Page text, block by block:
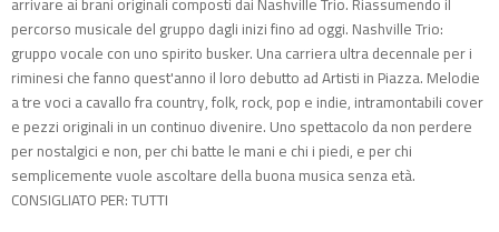
arrivare ai brani originali composti dai Nashville Trio. Riassumendo il
percorso musicale del gruppo dagli inizi fino ad oggi. Nashville Trio:
gruppo vocale con uno spirito busker. Una carriera ultra decennale per i
riminesi che fanno quest'anno il loro debutto ad Artisti in Piazza. Melodie
a tre voci a cavallo fra country, folk, rock, pop e indie, intramontabili cover
e pezzi originali in un continuo divenire. Uno spettacolo da non perdere
per nostalgici e non, per chi batte le mani e chi i piedi, e per chi
semplicemente vuole ascoltare della buona musica senza età.
CONSIGLIATO PER: TUTTI